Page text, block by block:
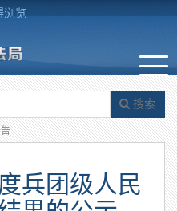
浏览
搜索
兵团级人民